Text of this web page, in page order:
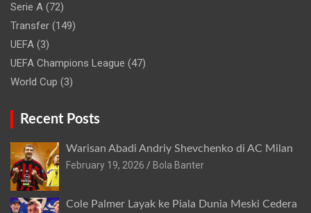
Serie A (72)
Transfer (149)
UEFA (3)
UEFA Champions League (47)
World Cup (3)
Recent Posts
Warisan Abadi Andriy Shevchenko di AC Milan
February 19, 2026
Bola Banter
Cole Palmer Layak ke Piala Dunia Meski Cedera